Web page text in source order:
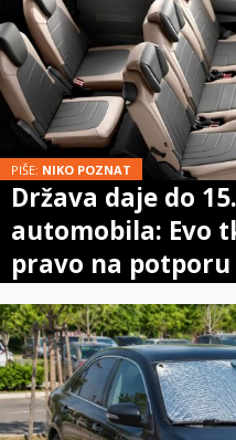
PIŠE: NIKO POZNAT
Država daje do
automobila: Evo
pravo na potporu